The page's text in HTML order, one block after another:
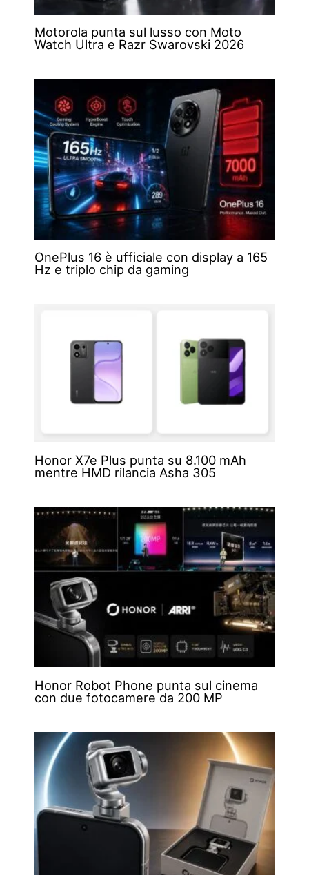
Motorola punta sul lusso con Moto
Watch Ultra e Razr Swarovski 2026
OnePlus 16 è ufficiale con display a 165
Hz e triplo chip da gaming
Honor X7e Plus punta su 8.100 mAh
mentre HMD rilancia Asha 305
Honor Robot Phone punta sul cinema
con due fotocamere da 200 MP